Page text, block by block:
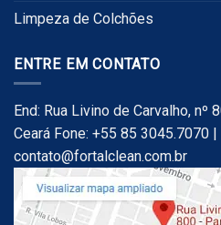
Limpeza de Colchões
ENTRE EM CONTATO
End: Rua Livino de Carvalho, nº
Ceará Fone: +55 85 3045.7070
contato@fortalclean.com.br